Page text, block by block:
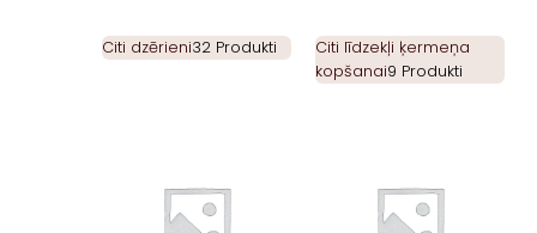
Citi dzērieni32 Produkti
Citi līdzekļi ķermeņa
kopšanai9 Produkti